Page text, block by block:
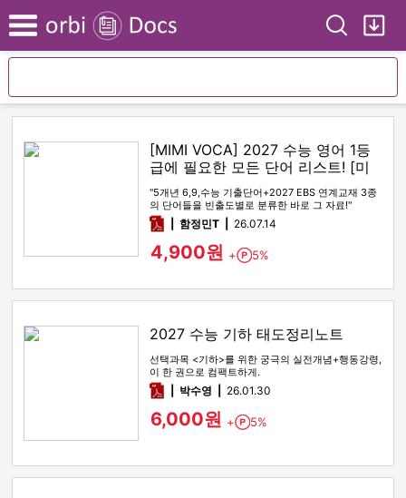
Menu Search
[MIMI VOCA] 2027 수능 영어 1등
급에 필요한 모든 단어 리스트! [미
미보카]
"5개년 6,9,수능 기출단어+2027 EBS 연계교재 3종
의 단어들을 빈출도별로 분류한 바로 그 자료!"
pdf함정민T 26.07.14
4,900원 + Point
5%
2027 수능 기하 태도정리노트
선택과목 <기하>를 위한 궁극의 실전개념+행동강령,
이 한 권으로 컴팩트하게.
pdf박수영 26.01.30
6,000원 + Point
5%